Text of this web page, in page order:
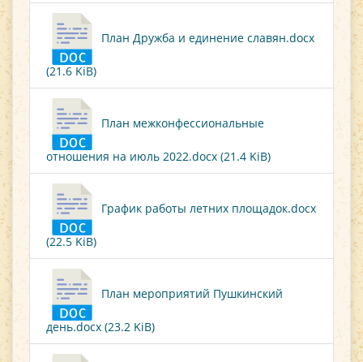
План Дружба и единение славян.docx
(21.6 KiB)
План межконфессиональные
отношения на июль 2022.docx (21.4 KiB)
График работы летних площадок.docx
(22.5 KiB)
План мероприятий Пушкинский
день.docx (23.2 KiB)